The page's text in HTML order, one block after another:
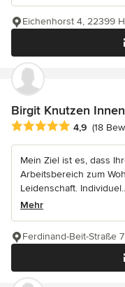
Eichenhorst 4, 22399
Birgit Knutzen
Durchschnittliche
4,9 (18
Mein Ziel ist es, dass
Arbeitsbereich zum
Leidenschaft.
Mehr
Ferdinand-Beit-Straße